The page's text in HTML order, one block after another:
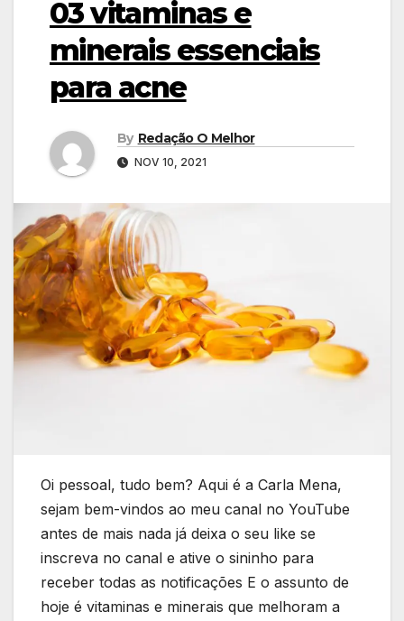
03 vitaminas e
minerais essenciais
para acne
By Redação O Melhor
NOV 10, 2021
Oi pessoal, tudo bem? Aqui é a Carla Mena,
sejam bem-vindos ao meu canal no YouTube
antes de mais nada já deixa o seu like se
inscreva no canal e ative o sininho para
receber todas as notificações E o assunto de
hoje é vitaminas e minerais que melhoram a